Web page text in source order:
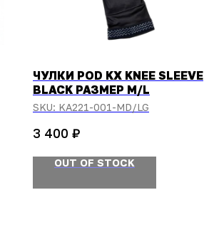
ЧУЛКИ POD KX KNEE SLEEVE
BLACK РАЗМЕР M/L
SKU: KA221-001-MD/LG
3 400 ₽
OUT OF STOCK